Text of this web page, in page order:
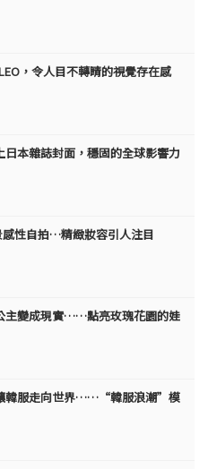
，令人目不轉睛的視覺存在感
日本雜誌封面，穩固的全球影響力
感性自拍…精緻妝容引人注目
主變成現實……點亮玫瑰花園的娃
韓服走向世界……“韓服浪潮”模